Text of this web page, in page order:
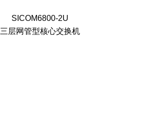
SICOM6800-2U
三层网管型核心交换机